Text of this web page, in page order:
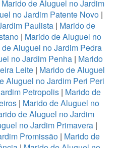
Marido de Aluguel no Jardim
no Jardim Patente Novo |
Paulista| Marido de
| Marido de Aluguel no
de Aluguel no Jardim Pedra
no Jardim Penha| Marido
Leite | Marido de Aluguel
Aluguel no Jardim Peri Peri
Petropolis| Marido de
| Marido de Aluguel no
de Aluguel no Jardim
no Jardim Primavera|
Promissão| Marido de